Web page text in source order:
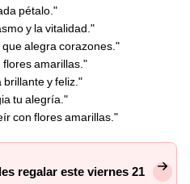
pétalo."
y la vitalidad."
alegra corazones."
amarillas."
y feliz."
tu alegría."
con flores amarillas."
regalar este viernes 21